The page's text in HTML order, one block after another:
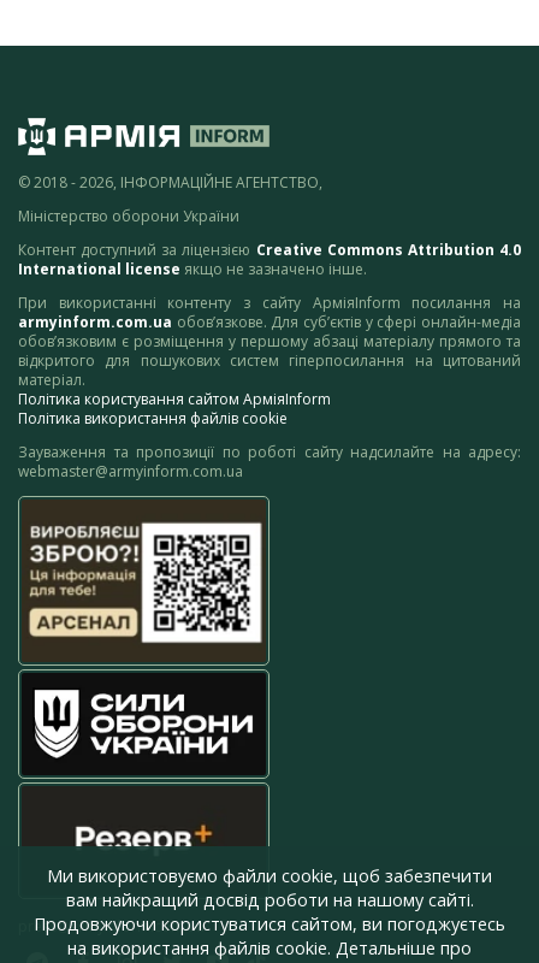
© 2018 - 2026, ІНФОРМАЦІЙНЕ АГЕНТСТВО,
Міністерство оборони України
Контент доступний за ліцензією Creative Commons Attribution 4.0
International license якщо не зазначено інше.
При використанні контенту з сайту АрміяInform посилання на
armyinform.com.ua обов’язкове. Для суб’єктів у сфері онлайн-медіа
обов’язковим є розміщення у першому абзаці матеріалу прямого та
відкритого для пошукових систем гіперпосилання на цитований
матеріал.
Політика користування сайтом АрміяInform
Політика використання файлів cookie
Зауваження та пропозиції по роботі сайту надсилайте на адресу:
webmaster@armyinform.com.ua
press@armyinform.com.ua
Ми використовуємо файли cookie, щоб забезпечити
вам найкращий досвід роботи на нашому сайті.
Продовжуючи користуватися сайтом, ви погоджуєтесь
на використання файлів cookie. Детальніше про